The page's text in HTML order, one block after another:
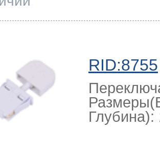
RID:8755
Глубина):